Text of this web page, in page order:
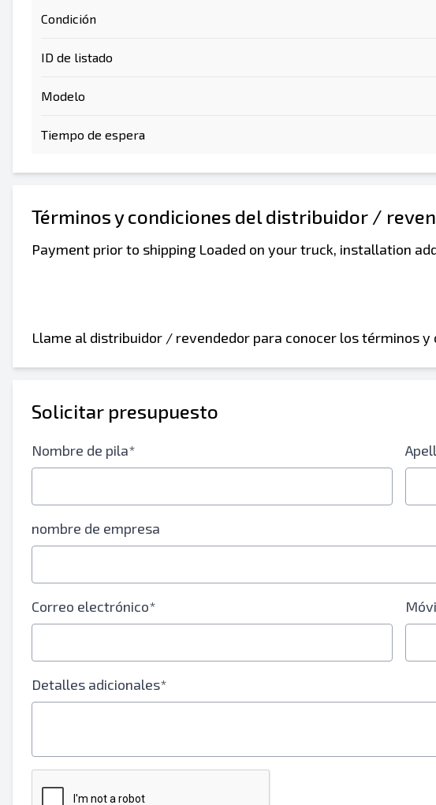
Condición
ID de listado
Modelo
Tiempo de espera
Términos y condiciones del distribuidor /
Payment prior to shipping Loaded on your truck, installation
Llame al distribuidor / revendedor para conocer los términos y
Solicitar presupuesto
Nombre de pila*
nombre de empresa
Correo electrónico*
Detalles adicionales*
Send a Message
Enviar a un amigo
Se requiere el campo de dirección de correo electrónico
Enviar listado a correo electrónico
Listado de mensajes de texto al dispositivo móvil
Tu nombre completo
Información Adicional